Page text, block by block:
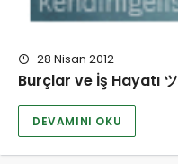
28 Nisan 2012
Burçlar ve İş Hayatı ツ
DEVAMINI OKU